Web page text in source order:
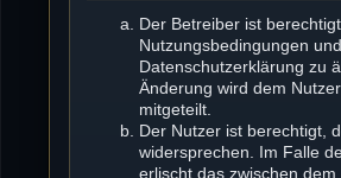
Der Betreiber ist
Nutzungsbedingungen
Datenschutzerklärung zu
Änderung wird dem
mitgeteilt.
Der Nutzer ist berechtigt,
widersprechen. Im Falle
erlischt das zwischen